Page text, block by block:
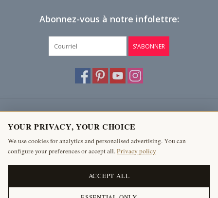
Abonnez-vous à notre infolettre:
S'ABONNER
Produits
Mon compte
The Antique Fireplace Bank
YOUR PRIVACY, YOUR CHOICE
We use cookies for analytics and personalised advertising. You can
configure your preferences or accept all.Privacy policy
ACCEPT ALL